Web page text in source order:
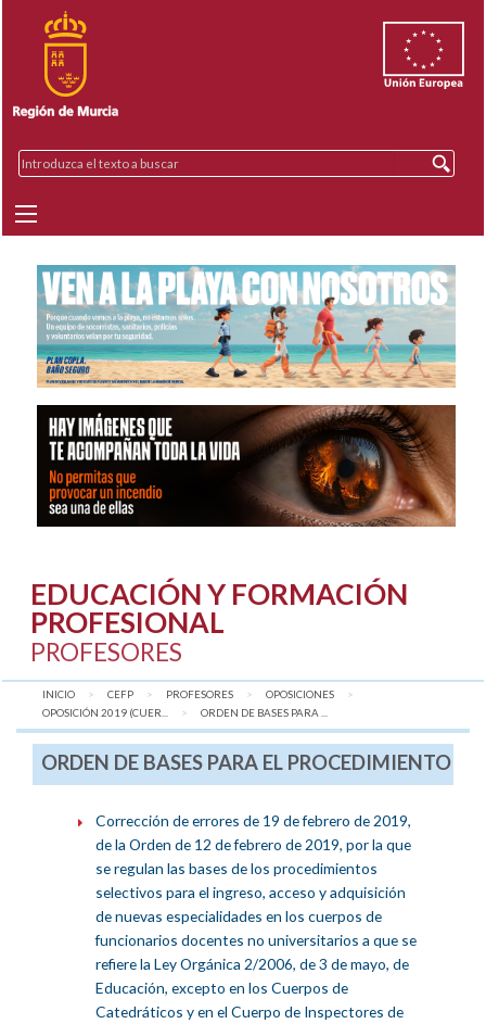
EDUCACIÓN Y FORMACIÓN
PROFESIONAL
PROFESORES
INICIO CEFP PROFESORES
OPOSICIONES
OPOSICIÓN 2019 (CUER...
AQUÍ:
ORDEN DE BASES PARA ...
ORDEN DE BASES PARA EL PROCEDIMIENTO
Corrección de errores de 19 de febrero de 2019,
de la Orden de 12 de febrero de 2019, por la que
se regulan las bases de los procedimientos
selectivos para el ingreso, acceso y adquisición
de nuevas especialidades en los cuerpos de
funcionarios docentes no universitarios a que se
refiere la Ley Orgánica 2/2006, de 3 de mayo, de
Educación, excepto en los Cuerpos de
Catedráticos y en el Cuerpo de Inspectores de